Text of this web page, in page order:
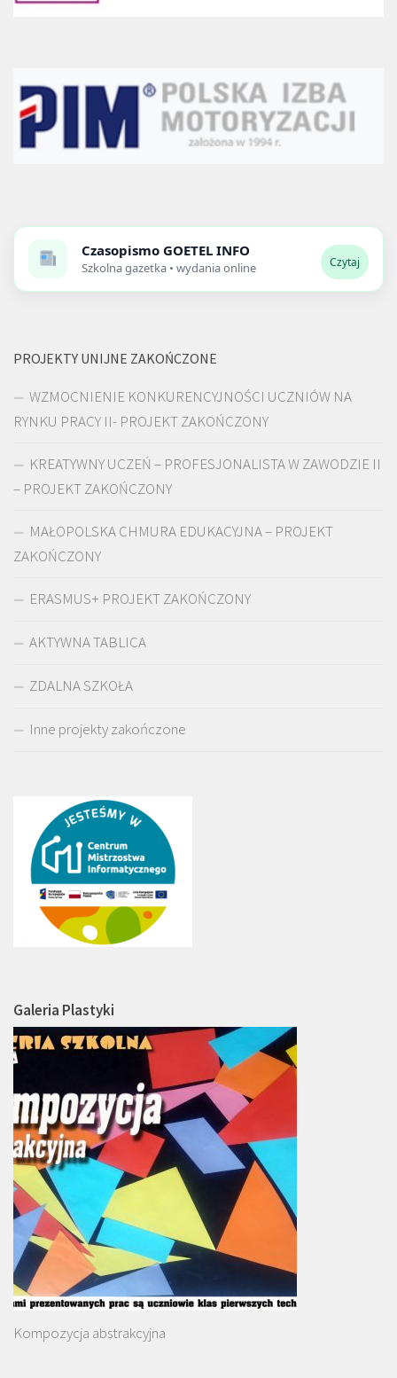
Czasopismo GOETEL INFO
Szkolna gazetka • wydania online Czytaj
PROJEKTY UNIJNE ZAKOŃCZONE
WZMOCNIENIE KONKURENCYJNOŚCI UCZNIÓW NA
RYNKU PRACY II- PROJEKT ZAKOŃCZONY
KREATYWNY UCZEŃ – PROFESJONALISTA W ZAWODZIE II
– PROJEKT ZAKOŃCZONY
MAŁOPOLSKA CHMURA EDUKACYJNA – PROJEKT
ZAKOŃCZONY
ERASMUS+ PROJEKT ZAKOŃCZONY
AKTYWNA TABLICA
ZDALNA SZKOŁA
Inne projekty zakończone
Galeria Plastyki
Kompozycja abstrakcyjna